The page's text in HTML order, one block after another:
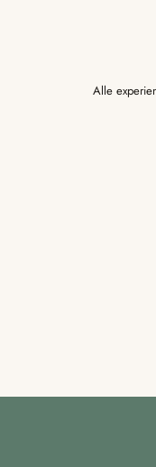
Alle